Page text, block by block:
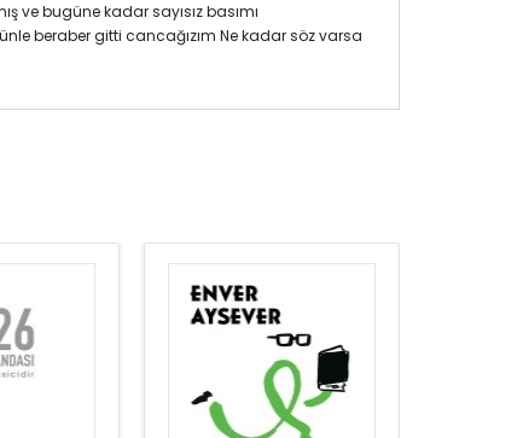
ve bugüne kadar sayısız basımı
beraber gitti cancağızım Ne kadar söz varsa